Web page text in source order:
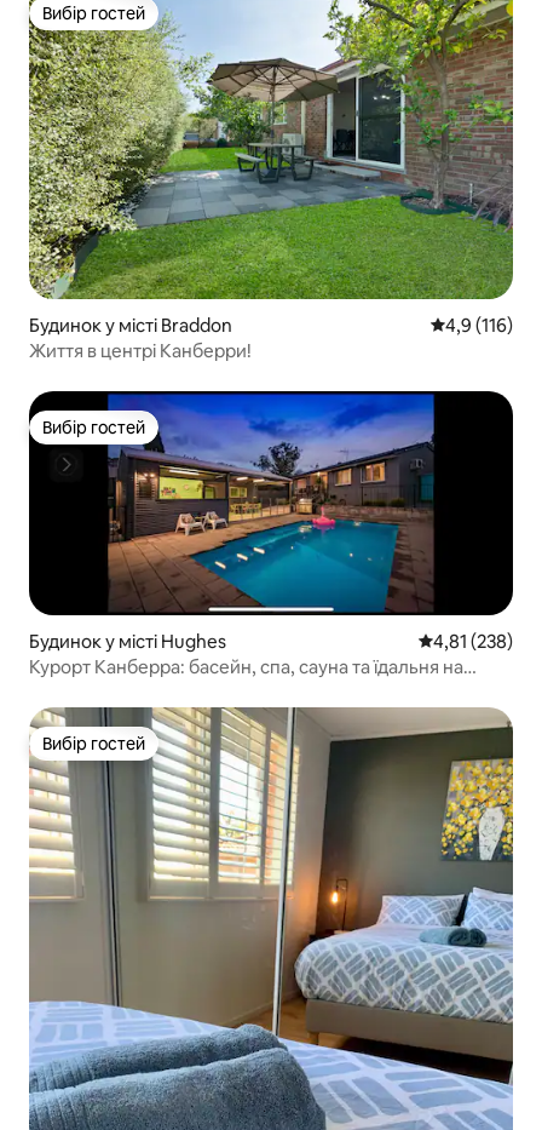
Вибір гостей
Вибір гостей
Будинок у місті Braddon Середня
4,9 (116)
Життя в центрі Канберри!
Вибір гостей
Вибір гостей
Будинок у місті Hughes Середня
4,81 (238)
Курорт Канберра: басейн, спа, сауна та їдальня на
Вибір гостей
Вибір гостей